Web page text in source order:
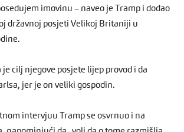
imovinu – naveo je Tramp i dodao
državnoj posjeti Velikoj Britaniji u
je cilj njegove posjete lijep provod i da
jer je on veliki gospodin.
intervjuu Tramp se osvrnuo i na